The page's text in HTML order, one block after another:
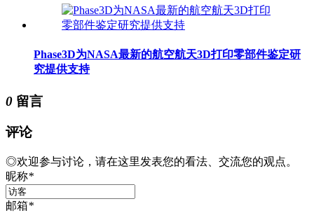
Phase3D为NASA最新的航空航天3D打印零部件鉴定研
究提供支持
0 留言
评论
◎欢迎参与讨论，请在这里发表您的看法、交流您的观点。
昵称*
邮箱*